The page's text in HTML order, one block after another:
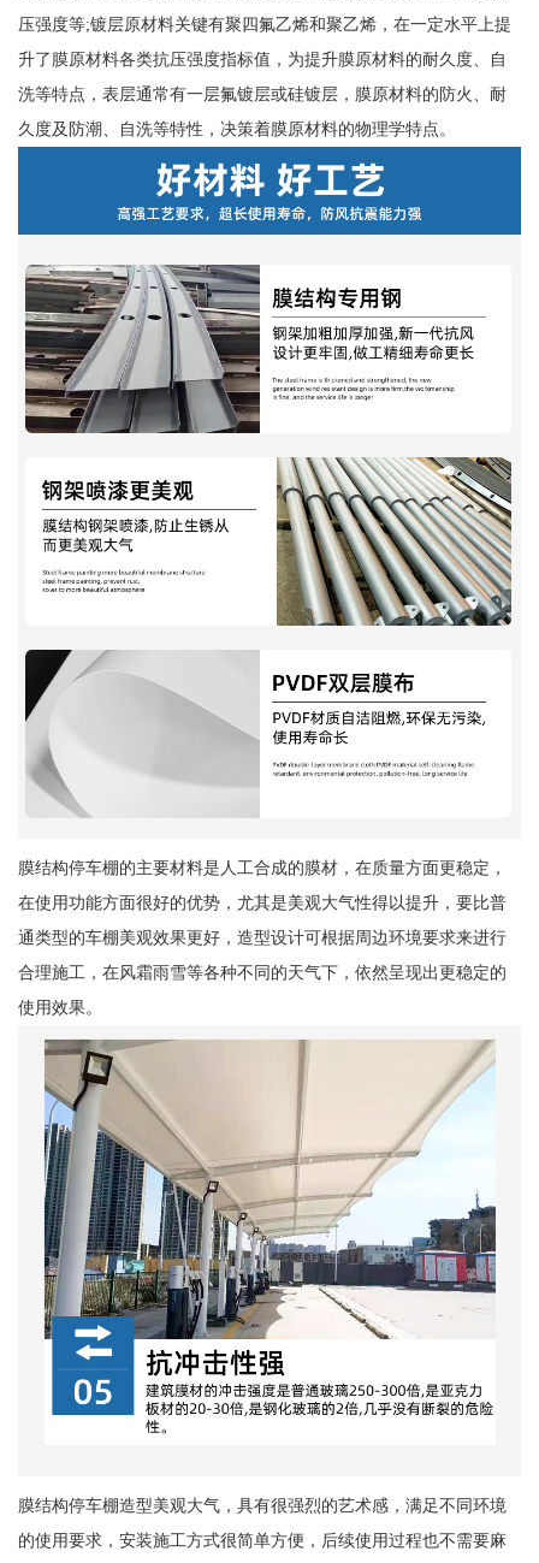
压强度等;镀层原材料关键有聚四氟乙烯和聚乙烯，在一定水平上提
升了膜原材料各类抗压强度指标值，为提升膜原材料的耐久度、自
洗等特点，表层通常有一层氟镀层或硅镀层，膜原材料的防火、耐
久度及防潮、自洗等特性，决策着膜原材料的物理学特点。
膜结构停车棚的主要材料是人工合成的膜材，在质量方面更稳定，
在使用功能方面很好的优势，尤其是美观大气性得以提升，要比普
通类型的车棚美观效果更好，造型设计可根据周边环境要求来进行
合理施工，在风霜雨雪等各种不同的天气下，依然呈现出更稳定的
使用效果。
膜结构停车棚造型美观大气，具有很强烈的艺术感，满足不同环境
的使用要求，安装施工方式很简单方便，后续使用过程也不需要麻